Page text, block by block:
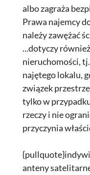
albo zagraża
Prawa najemcy
należy zawężać
...dotyczy
nieruchomości,
najętego lokalu,
związek
tylko w
rzeczy i nie
przyczynia
anteny